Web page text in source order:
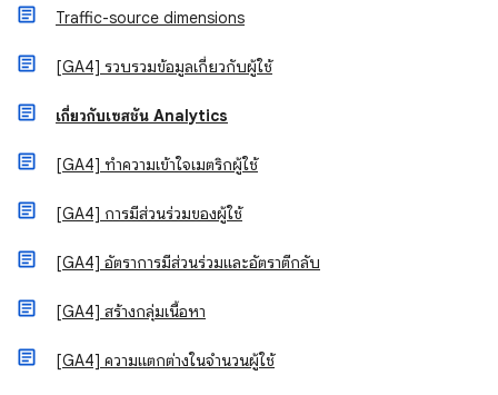
Traffic-source dimensions
[GA4] รวบรวมข้อมูลเกี่ยวกับผู้ใช้
เกี่ยวกับเซสชัน Analytics
[GA4] ทําความเข้าใจเมตริกผู้ใช้
[GA4] การมีส่วนร่วมของผู้ใช้
[GA4] อัตราการมีส่วนร่วมและอัตราตีกลับ
[GA4] สร้างกลุ่มเนื้อหา
[GA4] ความแตกต่างในจํานวนผู้ใช้